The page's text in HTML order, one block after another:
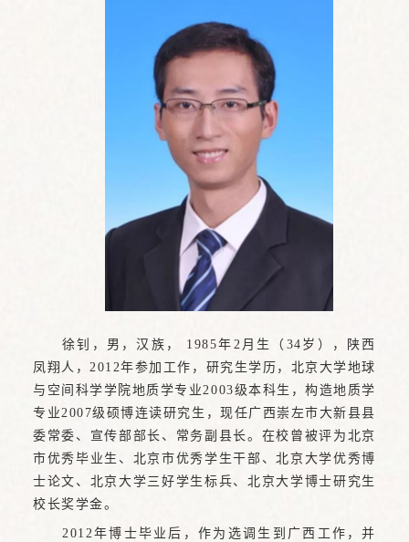
徐钊，男，汉族， 1985年2月生（34岁），陕西
凤翔人，2012年参加工作，研究生学历，北京大学地球
与空间科学学院地质学专业2003级本科生，构造地质学
专业2007级硕博连读研究生，现任广西崇左市大新县县
委常委、宣传部部长、常务副县长。在校曾被评为北京
市优秀毕业生、北京市优秀学生干部、北京大学优秀博
士论文、北京大学三好学生标兵、北京大学博士研究生
校长奖学金。
2012年博士毕业后，作为选调生到广西工作，并